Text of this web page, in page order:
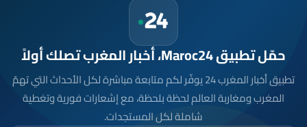
حمّل تطبيق Maroc24، أخبار المغرب تصلك أولاً
تطبيق أخبار المغرب 24 يوفّر لكم متابعة مباشرة لكل الأحداث التي تهمّ
المغرب ومغاربة العالم لحظة بلحظة، مع إشعارات فورية وتغطية
شاملة لكل المستجدات.